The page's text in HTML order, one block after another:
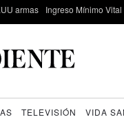
armas Ingreso Mínimo
TELEVISIÓN VIDA